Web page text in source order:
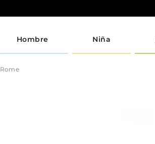
Hombre Niña
Rome